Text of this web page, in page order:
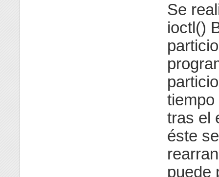
Se
ioctl()
tras el
éste
puede